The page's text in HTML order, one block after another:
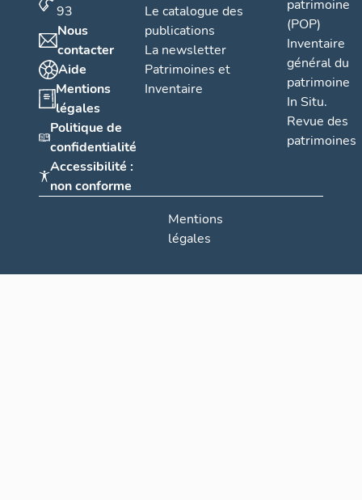
93
Nous
contacter
Aide
Mentions
légales
Politique de
confidentialité
Accessibilité :
non conforme
Le catalogue des
publications
La newsletter
Patrimoines et
Inventaire
patrimoine
(POP)
Inventaire
général du
patrimoine
In Situ.
Revue des
patrimoines
Mentions
légales